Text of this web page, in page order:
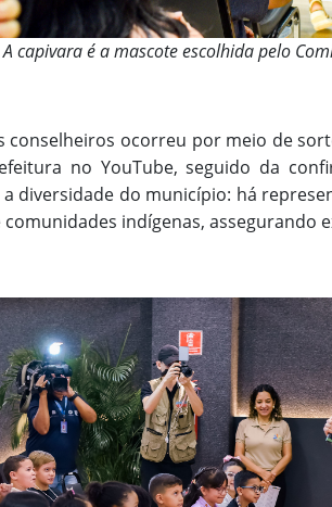
A capivara é a mascote escolhida pelo
conselheiros ocorreu por meio de
no YouTube, seguido da
diversidade do município: há
indígenas, assegurando